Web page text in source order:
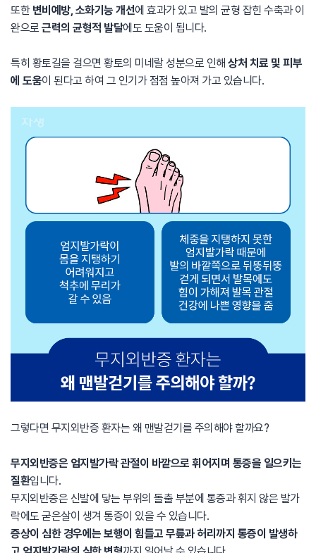
또한 변비예방, 소화기능 개선에 효과가 있고 발의 균형 잡힌 수축과 이
완으로 근력의 균형적 발달에도 도움이 됩니다.
특히 황토길을 걸으면 황토의 미네랄 성분으로 인해 상처 치료 및 피부
에 도움이 된다고 하여 그 인기가 점점 높아져 가고 있습니다.
그렇다면 무지외반증 환자는 왜 맨발걷기를 주의해야 할까요?
무지외반증은 엄지발가락 관절이 바깥으로 휘어지며 통증을 일으키는
질환입니다.
무지외반증은 신발에 닿는 부위의 돌출 부분에 통증과 휘지 않은 발가
락에도 굳은살이 생겨 통증이 있을 수 있습니다.
증상이 심한 경우에는 보행이 힘들고 무릎과 허리까지 통증이 발생하